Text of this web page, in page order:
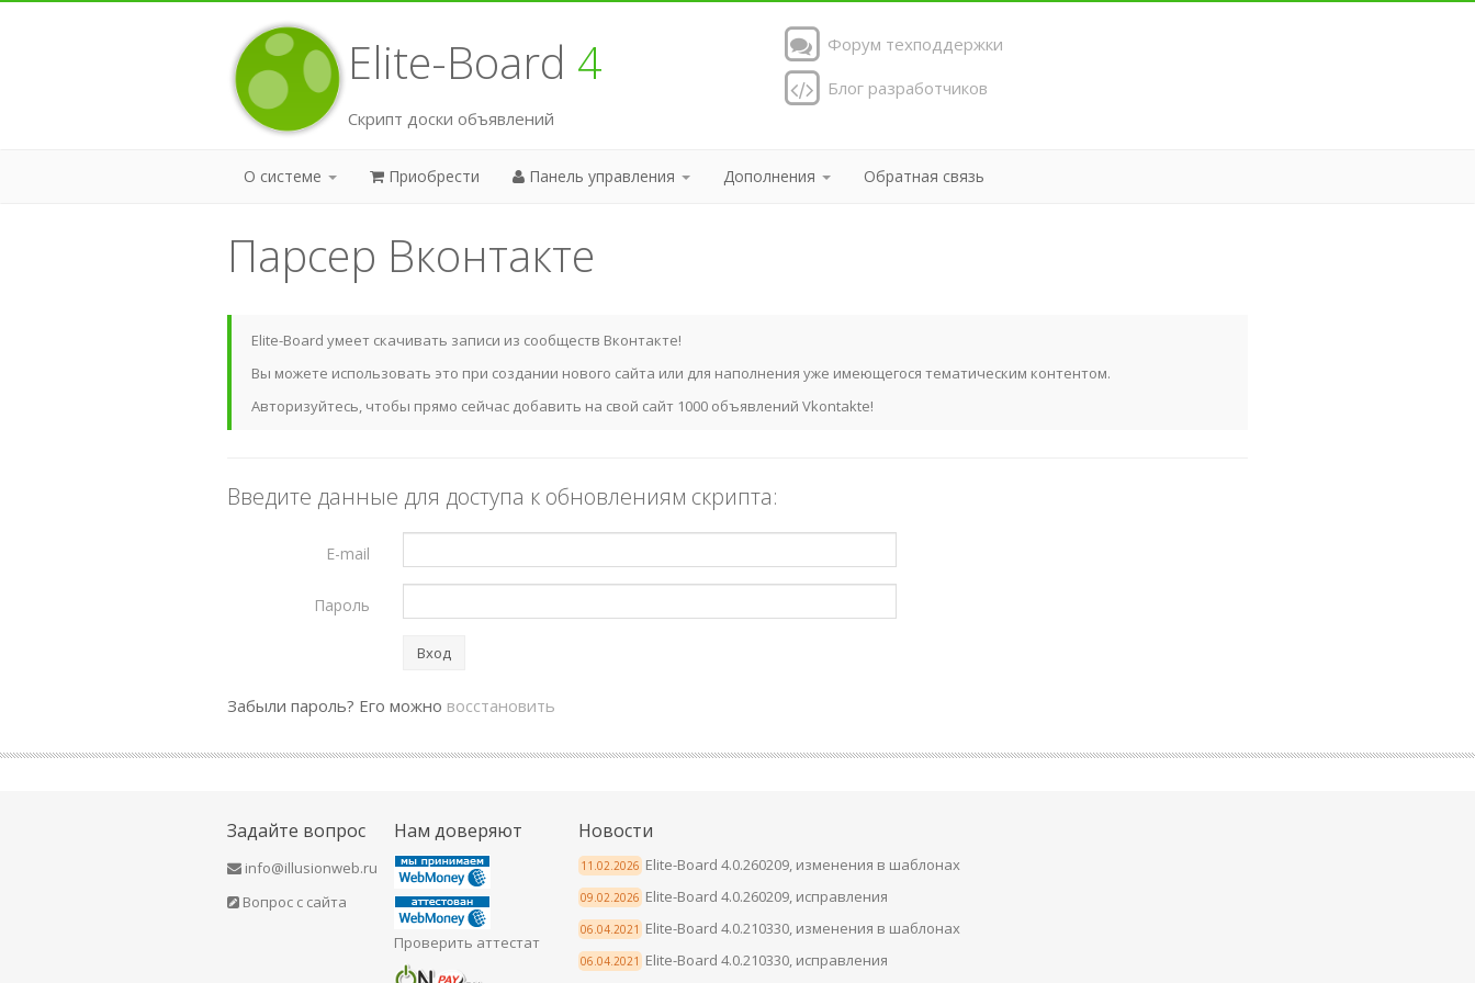
Elite-Board 4
Скрипт доски объявлений
Форум техподдержки
Блог разработчиков
О системе Приобрести Панель управления Дополнения Обратная связь
Парсер Вконтакте
Elite-Board умеет скачивать записи из сообществ Вконтакте!
Вы можете использовать это при создании нового сайта или для наполнения уже имеющегося тематическим контентом.
Авторизуйтесь, чтобы прямо сейчас добавить на свой сайт 1000 объявлений Vkontakte!
Введите данные для доступа к обновлениям скрипта:
E-mail
Пароль
Вход
Забыли пароль? Его можно восстановить
Задайте вопрос
info@illusionweb.ru
Вопрос с сайта
Нам доверяют
Проверить аттестат
Новости
11.02.2026 Elite-Board 4.0.260209, изменения в шаблонах
09.02.2026 Elite-Board 4.0.260209, исправления
06.04.2021 Elite-Board 4.0.210330, изменения в шаблонах
06.04.2021 Elite-Board 4.0.210330, исправления